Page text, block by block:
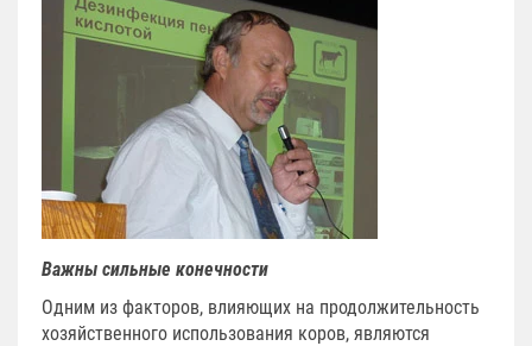
Важны сильные конечности
Одним из факторов, влияющих на продолжительность
хозяйственного использования коров, являются